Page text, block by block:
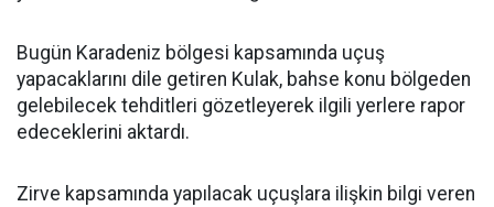
Bugün Karadeniz bölgesi kapsamında uçuş
yapacaklarını dile getiren Kulak, bahse konu bölgeden
gelebilecek tehditleri gözetleyerek ilgili yerlere rapor
edeceklerini aktardı.
Zirve kapsamında yapılacak uçuşlara ilişkin bilgi veren